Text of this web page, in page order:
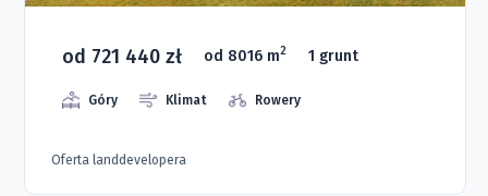
od 721 440 zł od 8016 m2 1 grunt
Góry Klimat Rowery
Oferta landdevelopera